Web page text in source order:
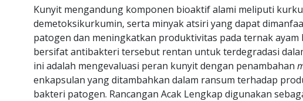
Kunyit mengandung komponen bioaktif alami meliputi
demetoksikurkumin, serta minyak atsiri yang dapat
patogen dan meningkatkan produktivitas pada ternak
bersifat antibakteri tersebut rentan untuk terdegradasi
ini adalah mengevaluasi peran kunyit dengan penambahan
enkapsulan yang ditambahkan dalam ransum terhadap
bakteri patogen. Rancangan Acak Lengkap digunakan